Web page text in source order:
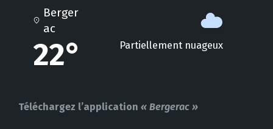
Berger
ac
22° Partiellement nuageux
Téléchargez l’application « Bergerac »